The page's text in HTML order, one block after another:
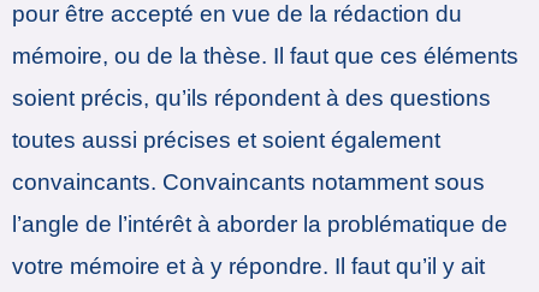
pour être accepté en vue de la rédaction du
mémoire, ou de la thèse. Il faut que ces éléments
soient précis, qu’ils répondent à des questions
toutes aussi précises et soient également
convaincants. Convaincants notamment sous
l’angle de l’intérêt à aborder la problématique de
votre mémoire et à y répondre. Il faut qu’il y ait